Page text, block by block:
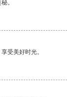
。
受美好时光。